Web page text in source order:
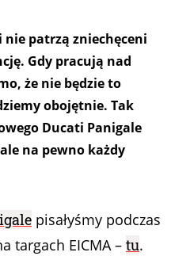
patrzą zniechęceni
Gdy pracują nad
że nie będzie to
obojętnie. Tak
Ducati Panigale
na pewno każdy
pisałyśmy podczas
targach EICMA – tu.